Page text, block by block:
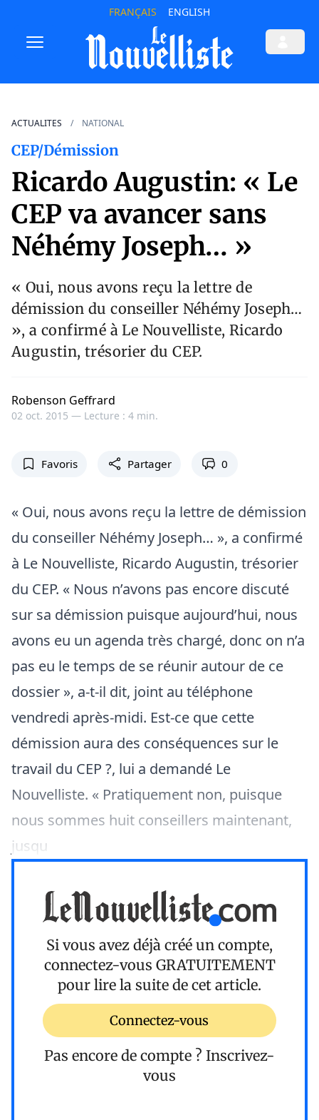
FRANÇAIS ENGLISH
ACTUALITES NATIONAL
CEP/Démission
Ricardo Augustin: « Le
CEP va avancer sans
Néhémy Joseph… »
« Oui, nous avons reçu la lettre de
démission du conseiller Néhémy Joseph…
», a confirmé à Le Nouvelliste, Ricardo
Augustin, trésorier du CEP.
Robenson Geffrard
02 oct. 2015 — Lecture : 4 min.
Favoris Partager 0
« Oui, nous avons reçu la lettre de démission
du conseiller Néhémy Joseph… », a confirmé
à Le Nouvelliste, Ricardo Augustin, trésorier
du CEP. « Nous n’avons pas encore discuté
sur sa démission puisque aujourd’hui, nous
avons eu un agenda très chargé, donc on n’a
pas eu le temps de se réunir autour de ce
dossier », a-t-il dit, joint au téléphone
vendredi après-midi. Est-ce que cette
démission aura des conséquences sur le
travail du CEP ?, lui a demandé Le
Nouvelliste. « Pratiquement non, puisque
nous sommes huit conseillers maintenant,
jusqu
Si vous avez déjà créé un compte,
connectez-vous GRATUITEMENT
pour lire la suite de cet article.
Connectez-vous
Pas encore de compte ? Inscrivez-
vous